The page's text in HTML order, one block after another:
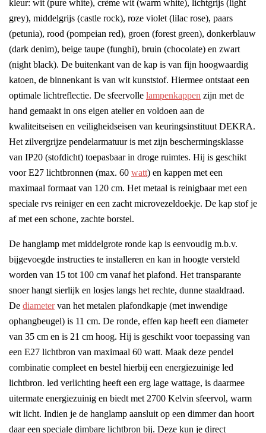
kleur: wit (pure white), crème wit (warm white), lichtgrijs (light
grey), middelgrijs (castle rock), roze violet (lilac rose), paars
(petunia), rood (pompeian red), groen (forest green), donkerblauw
(dark denim), beige taupe (funghi), bruin (chocolate) en zwart
(night black). De buitenkant van de kap is van fijn hoogwaardig
katoen, de binnenkant is van wit kunststof. Hiermee ontstaat een
optimale lichtreflectie. De sfeervolle lampenkappen zijn met de
hand gemaakt in ons eigen atelier en voldoen aan de
kwaliteitseisen en veiligheidseisen van keuringsinstituut DEKRA.
Het zilvergrijze pendelarmatuur is met zijn beschermingsklasse
van IP20 (stofdicht) toepasbaar in droge ruimtes. Hij is geschikt
voor E27 lichtbronnen (max. 60 watt) en kappen met een
maximaal formaat van 120 cm. Het metaal is reinigbaar met een
speciale rvs reiniger en een zacht microvezeldoekje. De kap stof je
af met een schone, zachte borstel.
De hanglamp met middelgrote ronde kap is eenvoudig m.b.v.
bijgevoegde instructies te installeren en kan in hoogte versteld
worden van 15 tot 100 cm vanaf het plafond. Het transparante
snoer hangt sierlijk en losjes langs het rechte, dunne staaldraad.
De diametervan het metalen plafondkapje (met inwendige
ophangbeugel) is 11 cm. De ronde, effen kap heeft een diameter
van 35 cm en is 21 cm hoog. Hij is geschikt voor toepassing van
een E27 lichtbron van maximaal 60 watt. Maak deze pendel
combinatie compleet en bestel hierbij een energiezuinige led
lichtbron. led verlichting heeft een erg lage wattage, is daarmee
uitermate energiezuinig en biedt met 2700 Kelvin sfeervol, warm
wit licht. Indien je de hanglamp aansluit op een dimmer dan hoort
daar een speciale dimbare lichtbron bij. Deze kun je direct